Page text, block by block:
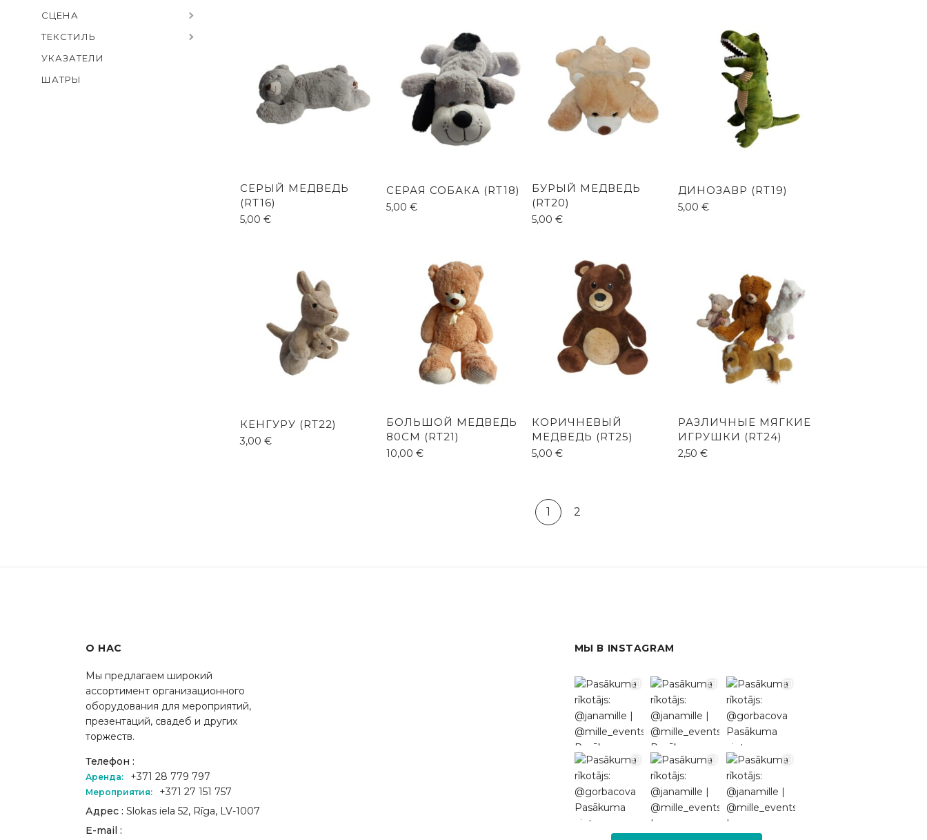
СЦЕНА
ТЕКСТИЛЬ
УКАЗАТЕЛИ
ШАТРЫ
СЕРЫЙ МЕДВЕДЬ
(RT16)
5,00€
СЕРАЯ СОБАКА (RT18)
5,00 €
БУРЫЙ МЕДВЕДЬ
(RT20)
5,00€
ДИНОЗАВР (RT19)
5,00 €
КЕНГУРУ (RT22)
3,00€
БОЛЬШОЙ МЕДВЕДЬ
80CM (RT21)
10,00 €
КОРИЧНЕВЫЙ
МЕДВЕДЬ (RT25)
5,00€
РАЗЛИЧНЫЕ МЯГКИЕ
ИГРУШКИ (RT24)
2,50 €
1 2
О НАС
Мы предлагаем широкий
ассортимент организационного
оборудования для мероприятий,
презентаций, свадеб и других
торжеств.
Телефон :
Аренда: +371 28 779 797
Мероприятия:
+371 27 151 757
Адрес : Slokas iela 52, Rīga, LV-1007
E-mail :
МЫ В INSTAGRAM